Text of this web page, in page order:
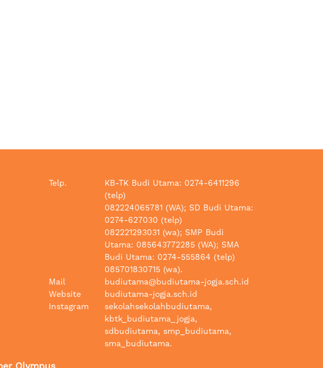
Telp.
KB-TK Budi Utama: 0274-6411296
(telp)
082224065781 (WA); SD Budi Utama:
0274-627030 (telp)
082221293031 (wa); SMP Budi
Utama: 085643772285 (WA); SMA
Budi Utama: 0274-555864 (telp)
085701830715 (wa).
Mail
budiutama@budiutama-jogja.sch.id
Website
budiutama-jogja.sch.id
Instagram
sekolahsekolahbudiutama,
kbtk_budiutama_jogja,
sdbudiutama, smp_budiutama,
sma_budiutama.